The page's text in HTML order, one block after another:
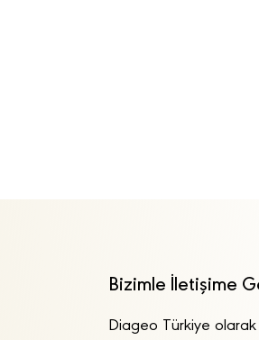
Bizimle İletişime
Diageo Türkiye olarak